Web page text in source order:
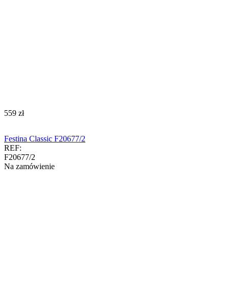
‍559‍ zł
Festina Classic F20677/2
REF:
F20677/2
Na zamówienie